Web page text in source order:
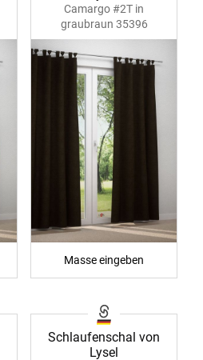
Camargo #2T in
graubraun 35396
Masse eingeben
Schlaufenschal von
Lysel